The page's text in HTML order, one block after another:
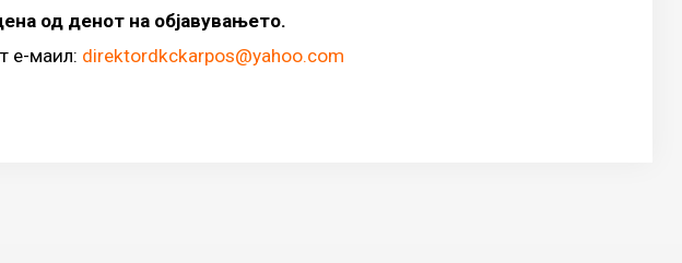
од денот на објавувањето.
е-маил: direktordkckarpos@yahoo.com